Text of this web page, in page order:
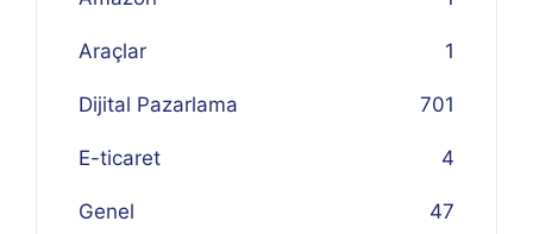
Araçlar 1
Dijital Pazarlama 701
E-ticaret 4
Genel 47